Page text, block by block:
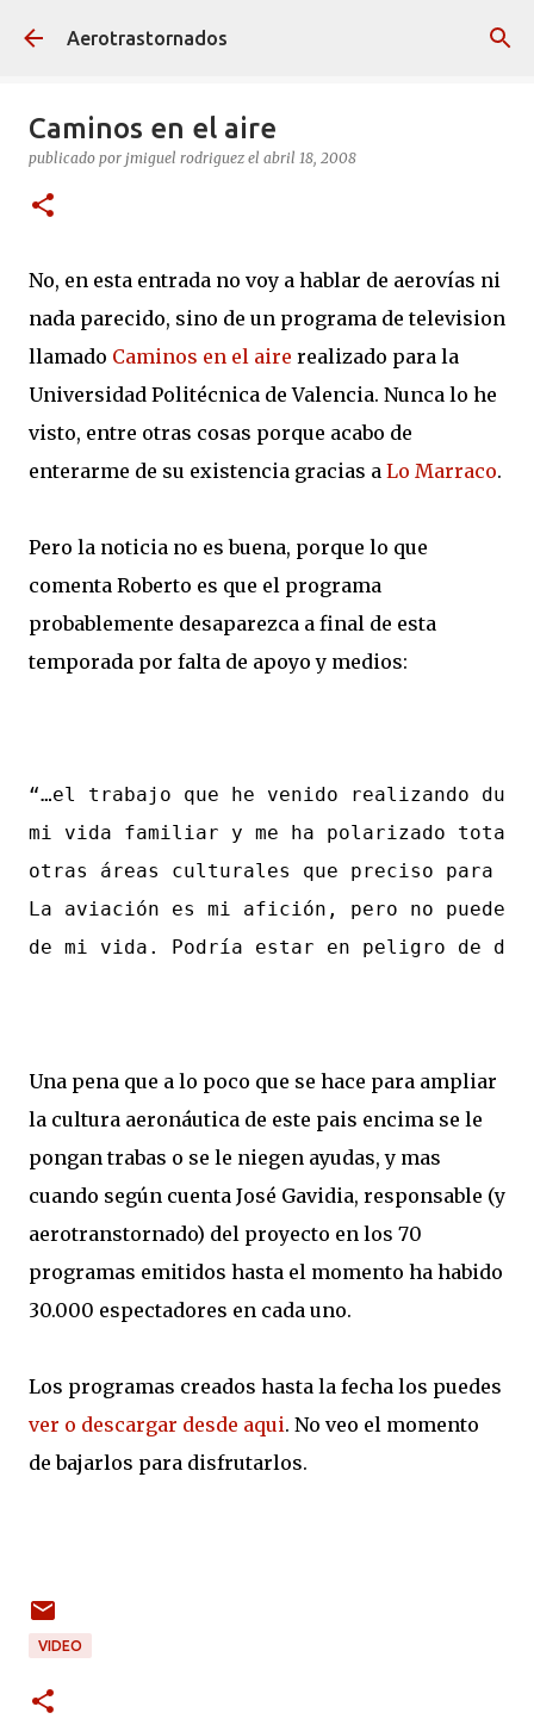
Ir al contenido principal
Aerotrastornados
Caminos en el aire
publicado por jmiguel rodriguez el abril 18, 2008
No, en esta entrada no voy a hablar de aerovías ni
nada parecido, sino de un programa de television
llamado Caminos en el aire realizado para la
Universidad Politécnica de Valencia. Nunca lo he
visto, entre otras cosas porque acabo de
enterarme de su existencia gracias a Lo Marraco.
Pero la noticia no es buena, porque lo que
comenta Roberto es que el programa
probablemente desaparezca a final de esta
temporada por falta de apoyo y medios:
“…el trabajo que he venido realizando
mi vida familiar y me ha polarizado
otras áreas culturales que preciso para
La aviación es mi afición, pero no puede
de mi vida. Podría estar en peligro de
Una pena que a lo poco que se hace para ampliar
la cultura aeronáutica de este pais encima se le
pongan trabas o se le niegen ayudas, y mas
cuando según cuenta José Gavidia, responsable (y
aerotranstornado) del proyecto en los 70
programas emitidos hasta el momento ha habido
30.000 espectadores en cada uno.
Los programas creados hasta la fecha los puedes
ver o descargar desde aqui. No veo el momento
de bajarlos para disfrutarlos.
VIDEO